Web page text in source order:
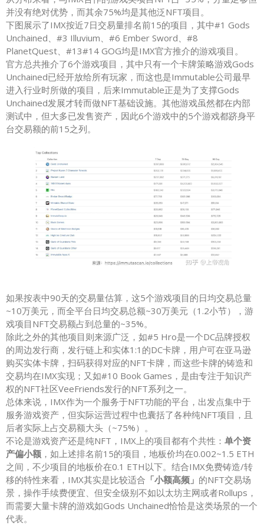
并没有绝对优势，而其余75%均是其他泛NFT项目。
下图展示了IMX按近7日交易量排名前15的项目，其中#1 Gods
Unchained、#3 Illuvium、#6 Ember Sword、#8
PlanetQuest、#13#14 GOG均是IMX官方推介的游戏项目。
官方总共推介了6个游戏项目，其中只有一个卡牌策略游戏Gods
Unchained已经开放给所有玩家，而这也是Immutable公司最早
进入行业时所做的项目，后来Immutable正是为了支撑Gods
Unchained发展才转而做NFT基础设施。其他游戏虽然都在内部
测试中，但大多已发售资产，因此6个游戏中的5个游戏都跻身平
台交易额的前15之列。
如果按表中90天的交易量估算，这5个游戏项目的日均交易总量
~10万美元，而全平台日均交易总额~30万美元（1.2小节），游
戏项目NFT交易额占到总量的~35%。
除此之外的其他项目则来源广泛，如#5 Hro是一个DC品牌授权
的周边发行商，发行链上和实体1:1的DC卡牌，用户可在亚马逊
购买实体卡牌，扫码获得对应的NFT卡牌，而这些卡牌的铸造和
交易均在IMX实现；又如#10 Book Games，是由专注于知识产
权的NFT社区VeeFriends发行的NFT系列之一。
总体来说，IMX作为一个服务于NFT功能的平台，出发点集中于
服务游戏资产，但实际运营过程中也囊括了各种纯NFT项目，且
后者实际上占交易额大头（~75%）。
不论是游戏资产还是纯NFT，IMX上的项目都有个共性： 单个资
产偏小额 ，如上述排名前15的项目，地板价均在0.002~1.5 ETH
之间，不少项目的地板价在0.1 ETH以下。结合IMX免费铸造/转
移的特性来看，IMX其实是比较适合 「小额高频」 的NFT交易场
景，操作手续费便宜、但安全级别不如以太坊主网或者Rollups，
而需要大量卡牌的游戏如Gods Unchained恰恰是这类场景的一个
代表。